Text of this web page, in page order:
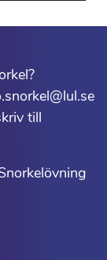
till